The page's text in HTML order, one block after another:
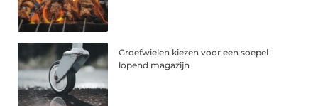
Groefwielen kiezen voor een soepel
lopend magazijn